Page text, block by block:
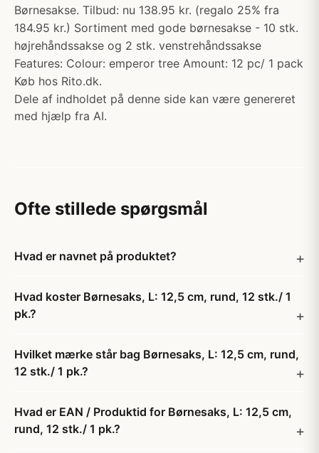
Børnesakse. Tilbud: nu 138.95 kr. (regalo 25% fra
184.95 kr.) Sortiment med gode børnesakse - 10 stk.
højrehåndssakse og 2 stk. venstrehåndssakse
Features: Colour: emperor tree Amount: 12 pc/ 1 pack
Køb hos Rito.dk.
Dele af indholdet på denne side kan være genereret
med hjælp fra AI.
Ofte stillede spørgsmål
Hvad er navnet på produktet?
Hvad koster Børnesaks, L: 12,5 cm, rund, 12 stk./ 1
pk.?
Hvilket mærke står bag Børnesaks, L: 12,5 cm, rund,
12 stk./ 1 pk.?
Hvad er EAN / Produktid for Børnesaks, L: 12,5 cm,
rund, 12 stk./ 1 pk.?